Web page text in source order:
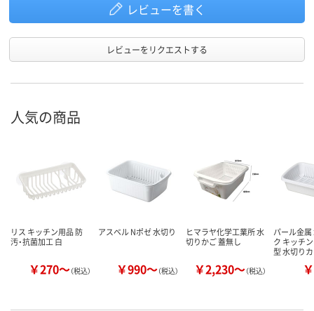
レビューを書く
レビューをリクエストする
人気の商品
リス キッチン用品 防
汚・抗菌加工 白
￥270～（税込）
アスベル Nポゼ 水切り
￥990～（税込）
ヒマラヤ化学工業所 水
切りかご 蓋無し
￥2,230～（税込）
パール金
ク キッチ
型 水切り